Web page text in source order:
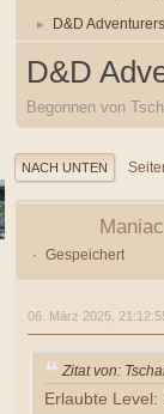
► D&D
D&D
Begonnen von
NACH UNTEN
Maniac
Gespeichert
06. März 2025,
Zitat von:
Erlaubte Level: